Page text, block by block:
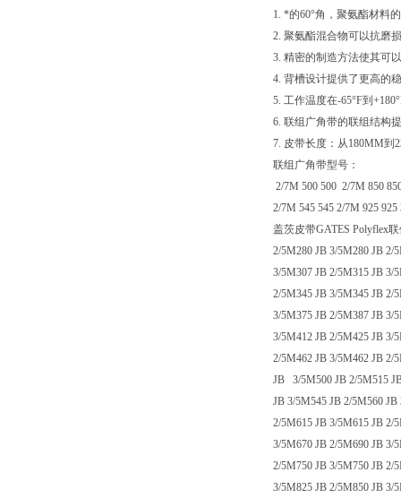
1. *的60°角，聚氨酯材料
2. 聚氨酯混合物可以抗磨
3. 精密的制造方法使其可
4. 背槽设计提供了更高的
5. 工作温度在-65°F到
6. 联组广角带的联组结构
7. 皮带长度：从180MM到
联组广角带型号：
2/7M 500 500 2/7M 850
2/7M 545 545 2/7M 925
盖茨皮带GATES Polyflex
2/5M280 JB 3/5M280 JB 2/
3/5M307 JB 2/5M315 JB 3/
2/5M345 JB 3/5M345 JB 2/
3/5M375 JB 2/5M387 JB 3/
3/5M412 JB 2/5M425 JB 3/
2/5M462 JB 3/5M462 JB 2/
JB 3/5M500 JB 2/5M515
JB 3/5M545 JB 2/5M560
2/5M615 JB 3/5M615 JB 2/
3/5M670 JB 2/5M690 JB 3/
2/5M750 JB 3/5M750 JB 2/
3/5M825 JB 2/5M850 JB 3/